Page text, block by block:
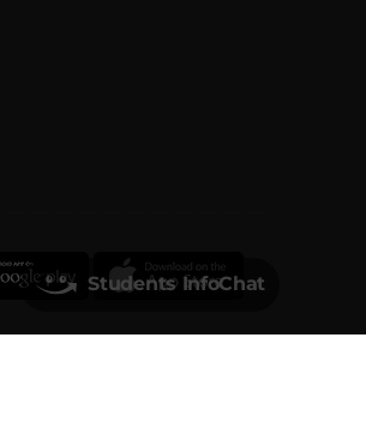
Students InfoChat